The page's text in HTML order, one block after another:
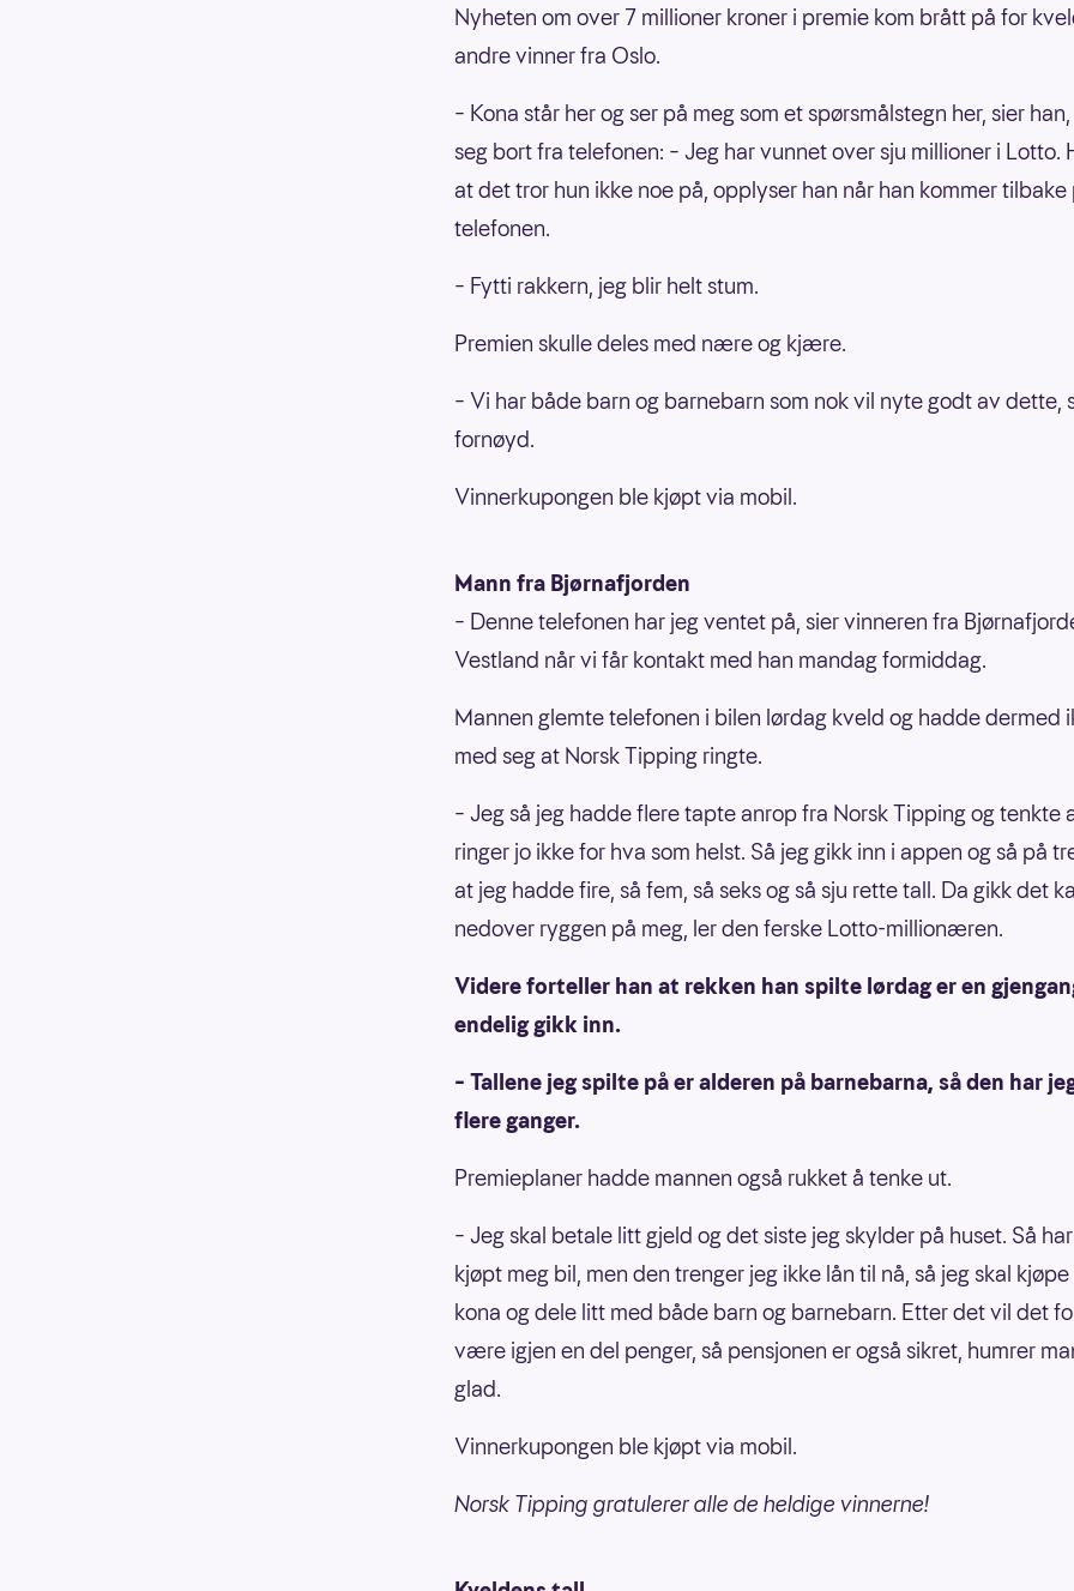
Nyheten om over 7 millioner kroner i premie kom brått på for
andre vinner fra Oslo.
– Kona står her og ser på meg som et spørsmålstegn her, sier
seg bort fra telefonen: – Jeg har vunnet over sju millioner i Lotto.
at det tror hun ikke noe på, opplyser han når han kommer tilbake
telefonen.
– Fytti rakkern, jeg blir helt stum.
Premien skulle deles med nære og kjære.
– Vi har både barn og barnebarn som nok vil nyte godt av dette,
fornøyd.
Vinnerkupongen ble kjøpt via mobil.
Mann fra Bjørnafjorden
– Denne telefonen har jeg ventet på, sier vinneren fra
Vestland når vi får kontakt med han mandag formiddag.
Mannen glemte telefonen i bilen lørdag kveld og hadde dermed
med seg at Norsk Tipping ringte.
– Jeg så jeg hadde flere tapte anrop fra Norsk Tipping og tenkte
ringer jo ikke for hva som helst. Så jeg gikk inn i appen og så på
at jeg hadde fire, så fem, så seks og så sju rette tall. Da gikk det
nedover ryggen på meg, ler den ferske Lotto-millionæren.
Videre forteller han at rekken han spilte lørdag er en
endelig gikk inn.
– Tallene jeg spilte på er alderen på barnebarna, så den har
flere ganger.
Premieplaner hadde mannen også rukket å tenke ut.
– Jeg skal betale litt gjeld og det siste jeg skylder på huset. Så
kjøpt meg bil, men den trenger jeg ikke lån til nå, så jeg skal
kona og dele litt med både barn og barnebarn. Etter det vil det
være igjen en del penger, så pensjonen er også sikret, humrer
glad.
Vinnerkupongen ble kjøpt via mobil.
Norsk Tipping gratulerer alle de heldige vinnerne!